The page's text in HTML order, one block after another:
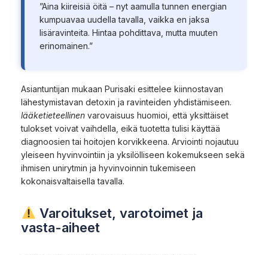
”Aina kiireisiä öitä – nyt aamulla tunnen energian
kumpuavaa uudella tavalla, vaikka en jaksa
lisäravinteita. Hintaa pohdittava, mutta muuten
erinomainen.”
Asiantuntijan mukaan Purisaki esittelee kiinnostavan
lähestymistavan detoxin ja ravinteiden yhdistämiseen.
lääketieteellinen varovaisuus huomioi, että yksittäiset
tulokset voivat vaihdella, eikä tuotetta tulisi käyttää
diagnoosien tai hoitojen korvikkeena. Arviointi nojautuu
yleiseen hyvinvointiin ja yksilölliseen kokemukseen sekä
ihmisen unirytmin ja hyvinvoinnin tukemiseen
kokonaisvaltaisella tavalla.
Varoitukset, varotoimet ja
vasta-aiheet